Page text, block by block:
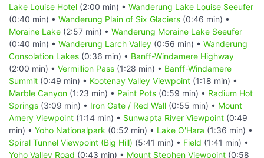
Lake Louise Hotel (2:00 min) • Wanderung Lake Louise Seeufer
(0:40 min) • Wanderung Plain of Six Glaciers (0:46 min) •
Moraine Lake (2:57 min) • Wanderung Moraine Lake Seeufer
(0:40 min) • Wanderung Larch Valley (0:56 min) • Wanderung
Consolation Lakes (0:36 min) • Banff-Windamere Highway
(2:00 min) • Vermillion Pass (1:28 min) • Banff-Windamere
Summit (0:49 min) • Kootenay Valley Viewpoint (1:18 min) •
Marble Canyon (1:23 min) • Paint Pots (0:59 min) • Radium Hot
Springs (3:09 min) • Iron Gate / Red Wall (0:55 min) • Mount
Amery Viewpoint (1:14 min) • Sunwapta River Viewpoint (0:49
min) • Yoho Nationalpark (0:52 min) • Lake O'Hara (1:36 min) •
Spiral Tunnel Viewpoint (Big Hill) (5:41 min) • Field (1:41 min) •
Yoho Valley Road (0:43 min) • Mount Stephen Viewpoint (0:58